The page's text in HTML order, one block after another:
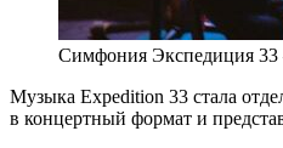
Симфония Экспедиция 33
Музыка Expedition 33 стала
в концертный формат и